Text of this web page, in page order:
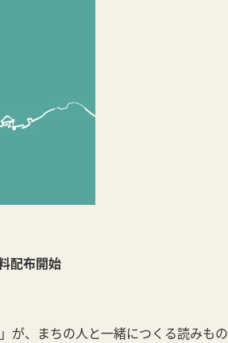
配布開始
が、まちの人と一緒につくる読みもの